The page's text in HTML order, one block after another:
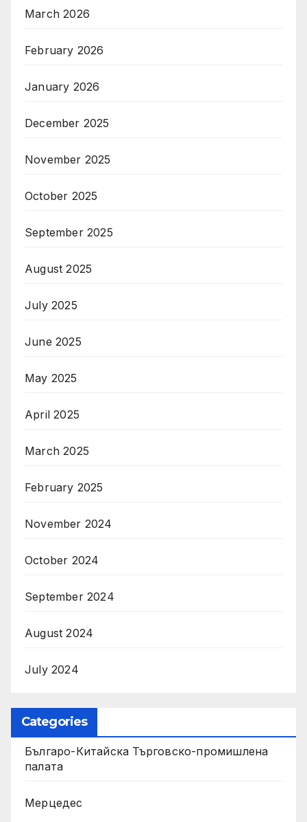
March 2026
February 2026
January 2026
December 2025
November 2025
October 2025
September 2025
August 2025
July 2025
June 2025
May 2025
April 2025
March 2025
February 2025
November 2024
October 2024
September 2024
August 2024
July 2024
Categories
Българо-Китайска Търговско-промишлена
палaта
Мерцедес